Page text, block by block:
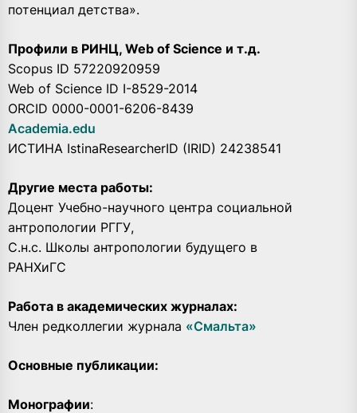
потенциал детства».
Профили в РИНЦ, Web of Science и т.д.
Scopus ID 57220920959
Web of Science ID I-8529-2014
ORCID 0000-0001-6206-8439
Academia.edu
ИСТИНА IstinaResearcherID (IRID) 24238541
Другие места работы:
Доцент Учебно-научного центра социальной
антропологии РГГУ,
С.н.с. Школы антропологии будущего в
РАНХиГС
Работа в академических журналах:
Член редколлегии журнала «Смальта»
Основные публикации:
Монографии: